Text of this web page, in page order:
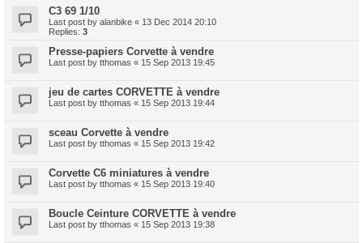
C3 69 1/10
Last post by alanbike « 13 Dec 2014 20:10
Replies: 3
Presse-papiers Corvette à vendre
Last post by tthomas « 15 Sep 2013 19:45
jeu de cartes CORVETTE à vendre
Last post by tthomas « 15 Sep 2013 19:44
sceau Corvette à vendre
Last post by tthomas « 15 Sep 2013 19:42
Corvette C6 miniatures à vendre
Last post by tthomas « 15 Sep 2013 19:40
Boucle Ceinture CORVETTE à vendre
Last post by tthomas « 15 Sep 2013 19:38